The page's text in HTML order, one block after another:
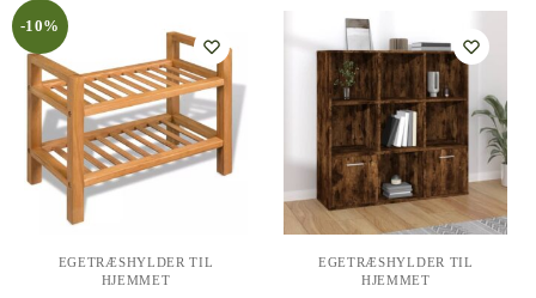
-10%
EGETRÆSHYLDER TIL
HJEMMET
EGETRÆSHYLDER TIL
HJEMMET